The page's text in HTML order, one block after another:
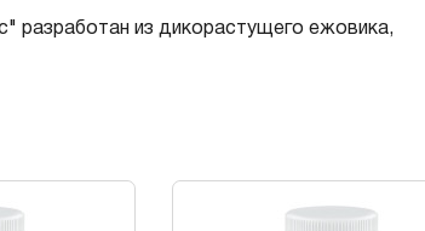
разработан из дикорастущего ежовика,